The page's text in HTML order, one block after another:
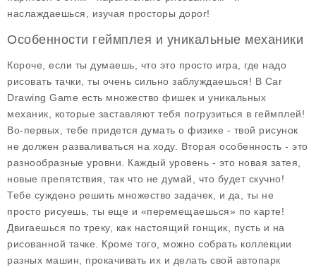
наслаждаешься, изучая просторы дорог!
Особенности геймплея и уникальные механики
Короче, если ты думаешь, что это просто игра, где надо
рисовать тачки, ты очень сильно заблуждаешься! В Car
Drawing Game есть множество фишек и уникальных
механик, которые заставляют тебя погрузиться в геймплей!
Во-первых, тебе придется думать о физике - твой рисунок
не должен разваливаться на ходу. Вторая особенность - это
разнообразные уровни. Каждый уровень - это новая затея,
новые препятствия, так что не думай, что будет скучно!
Тебе суждено решить множество задачек, и да, ты не
просто рисуешь, ты еще и «перемещаешься» по карте!
Двигаешься по треку, как настоящий гонщик, пусть и на
рисованной тачке. Кроме того, можно собрать коллекции
разных машин, прокачивать их и делать свой автопарк